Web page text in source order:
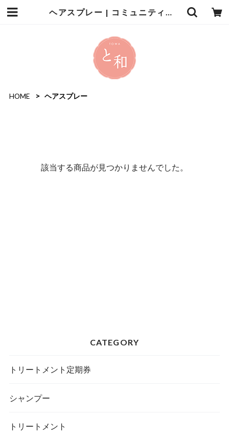
ヘアスプレー | コミュニティサロン と和
HOME ヘアスプレー
該当する商品が見つかりませんでした。
CATEGORY
トリートメント定期券
シャンプー
トリートメント